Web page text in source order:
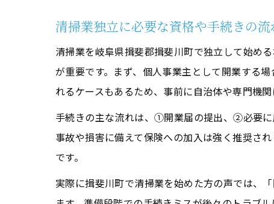
清掃業独立に必要な資格や手続きの流
清掃業を岐阜県揖斐郡揖斐川町で独立して始め
が重要です。まず、個人事業主として開業する
れるケースもあるため、事前に自治体や専門機関
手続きの主な流れは、①開業届の提出、②必要
事故や損害に備えて保険への加入は強く推奨さ
です。
実際に揖斐川町で清掃業を始めた方の声では、